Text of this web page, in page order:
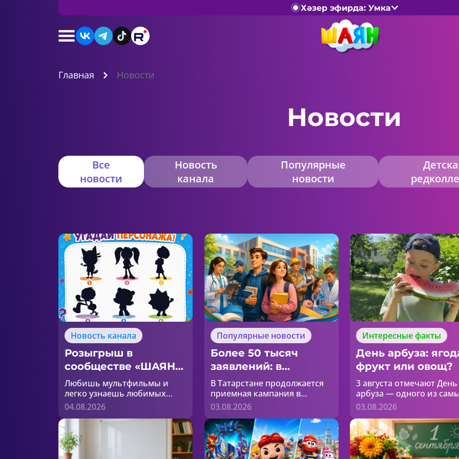
Хәзер эфирда: Умка
Главная Новости
Новости
Все
новости
Новость
канала
Популярные
новости
Новость канала
Розыгрыш в
сообществе «ШАЯН
ТВ» ВКонтакте!
Любишь мультфильмы и
легко узнаешь любимых
героев? Тогда этот конкурс
04.08.2026
Популярные новости
Более 50 тысяч
заявлений: в
колледжах
Татарстана
продолжается
приемная кампания
В Татарстане продолжается
приемная кампания в
колледжи и техникумы. На
абитуриенты уже подали
более 50 тысяч заявлений.
Об этом сообщает МОиН РТ.
03.08.2026
Интересные факты
День арбуза:
фрукт или овощ?
3 августа отмечают День
арбуза — одного из
любимых летних
самом деле? Ягода,
или овощ?
03.08.2026